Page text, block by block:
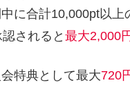
に合計10,000pt以
されると 最大2,000
特典として最大720